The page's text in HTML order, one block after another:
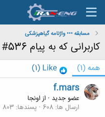
مسابقه ••• واژنامه گیاهپزشکی
کاربرانی که به پیام 536# واکنش نشان داده اند
همه (1)
Like
(1)
f.mars
عضو جدید · ازاونجا
ارسال ها 608 پسندها 803